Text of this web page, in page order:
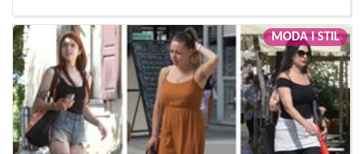
MODA I STIL